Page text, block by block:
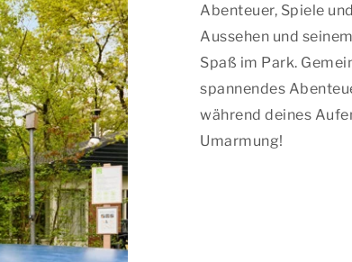
Abenteuer, Spiele
Aussehen und
Spaß im Park.
spannendes
während deines
Umarmung!